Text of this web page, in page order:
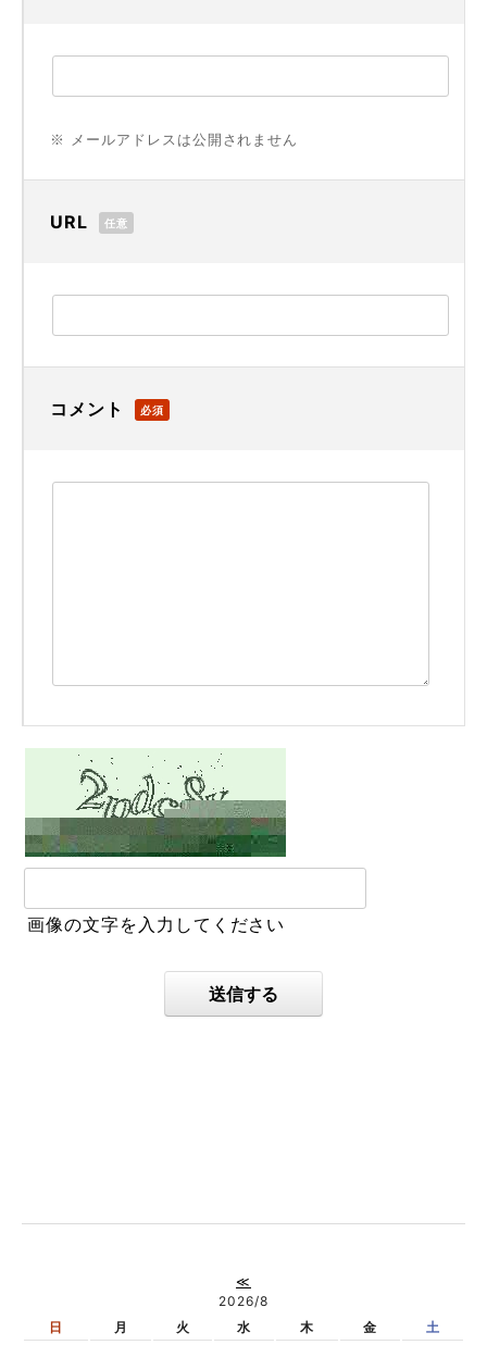
※ メールアドレスは公開されません
URL 任意
コメント 必須
画像の文字を入力してください
送信する
≪
2026/8
日
月 火 水 木 金
土